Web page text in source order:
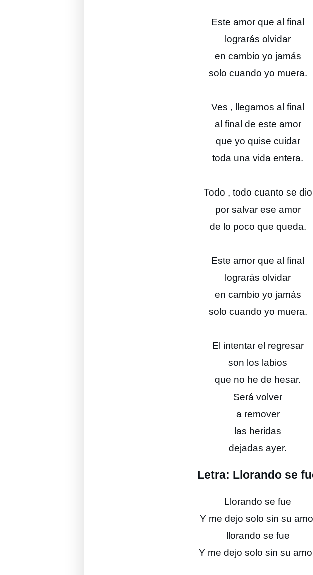
Este amor que al final
lograrás olvidar
en cambio yo jamás
solo cuando yo muera.
Ves , llegamos al final
al final de este amor
que yo quise cuidar
toda una vida entera.
Todo , todo cuanto se dio
por salvar ese amor
de lo poco que queda.
Este amor que al final
lograrás olvidar
en cambio yo jamás
solo cuando yo muera.
El intentar el regresar
son los labios
que no he de hesar.
Será volver
a remover
las heridas
dejadas ayer.
Letra: Llorando se
Llorando se fue
Y me dejo solo sin su
llorando se fue
Y me dejo solo sin su